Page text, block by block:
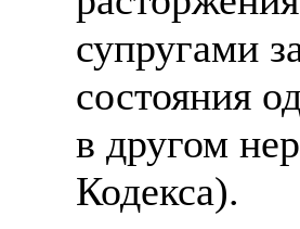
супругами
состояния
в другом
Кодекса).